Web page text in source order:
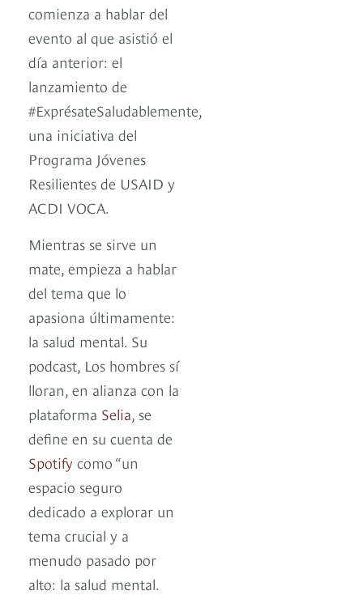
comienza a hablar del
evento al que asistió el
día anterior: el
lanzamiento de
#ExprésateSaludablemente,
una iniciativa del
Programa Jóvenes
Resilientes de USAID y
ACDI VOCA.
Mientras se sirve un
mate, empieza a hablar
del tema que lo
apasiona últimamente:
la salud mental. Su
podcast, Los hombres sí
lloran, en alianza con la
plataforma Selia, se
define en su cuenta de
Spotify como “un
espacio seguro
dedicado a explorar un
tema crucial y a
menudo pasado por
alto: la salud mental.